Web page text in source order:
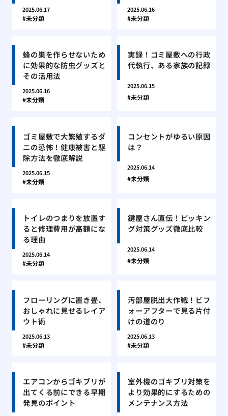
2025.06.17
未分類
2025.06.16
未分類
蜂の巣を作らせないため
に効果的な防虫グッズと
その活用法
2025.06.16
未分類
実録！ゴミ屋敷への行政
代執行、ある家族の記録
2025.06.15
未分類
ゴミ屋敷で大繁殖するダ
ニの恐怖！健康被害と駆
除方法を徹底解説
2025.06.15
未分類
コンセントがゆるい原因
は？
2025.06.14
未分類
トイレのつまりを放置す
ると修理費用が高額にな
る理由
2025.06.14
未分類
鍵屋さん直伝！ピッキン
グ対策グッズ徹底比較
2025.06.14
未分類
フローリングに置き畳、
おしゃれに見せるレイア
ウト術
2025.06.13
未分類
汚部屋脱出大作戦！ビフ
ォーアフターで見る片付
けの道のり
2025.06.13
未分類
エアコンからゴキブリが
出てくる前にできる早期
発見のポイント
室外機のゴキブリ対策を
より効果的にするための
メンテナンス方法